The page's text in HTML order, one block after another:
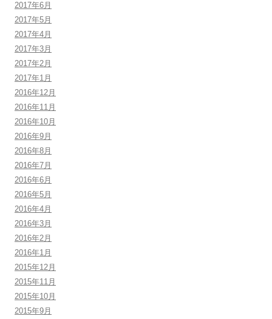
2017年6月
2017年5月
2017年4月
2017年3月
2017年2月
2017年1月
2016年12月
2016年11月
2016年10月
2016年9月
2016年8月
2016年7月
2016年6月
2016年5月
2016年4月
2016年3月
2016年2月
2016年1月
2015年12月
2015年11月
2015年10月
2015年9月